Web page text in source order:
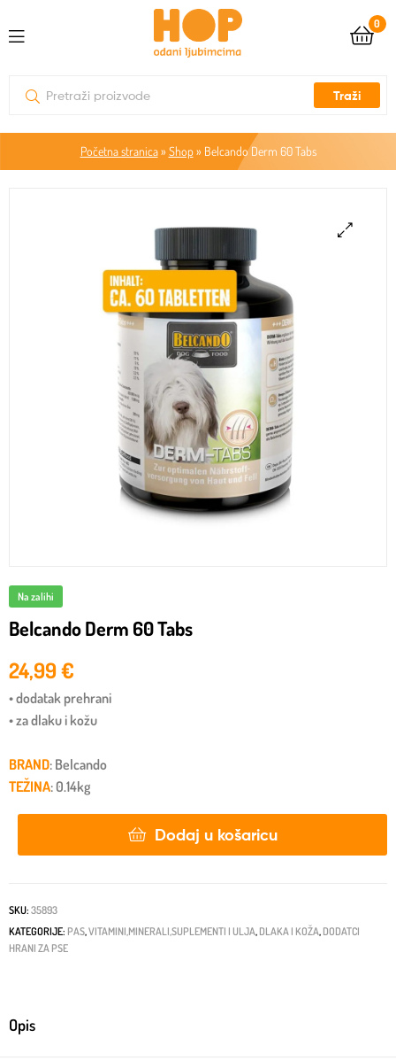
0
Traži
Početna stranica» Shop» Belcando Derm 60 Tabs
Na zalihi
Belcando Derm 60 Tabs
24,99€
• dodatak prehrani
• za dlaku i kožu
BRAND: Belcando
TEŽINA: 0.14kg
Dodaj u košaricu
SKU: 35893
KATEGORIJE: PAS,VITAMINI,MINERALI,SUPLEMENTI I ULJA, DLAKA I KOŽA, DODATCI
HRANI ZA PSE
Opis